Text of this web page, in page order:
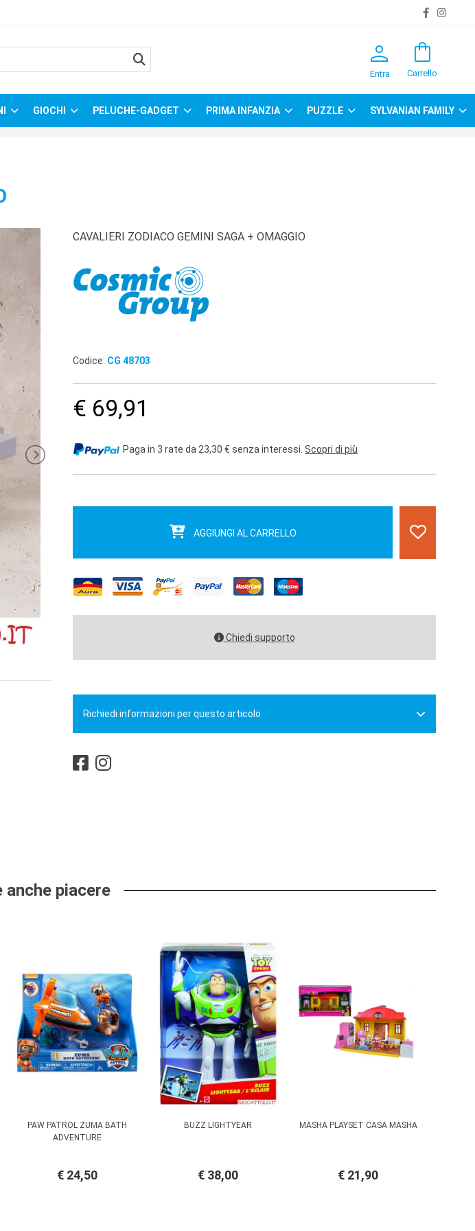
person
Entra
shopping_bag
Carrello
GIOCHI PELUCHE-GADGET PRIMA INFANZIA PUZZLE SYLVANIAN FAMILY
CAVALIERI ZODIACO GEMINI SAGA + OMAGGIO
Codice: CG 48703
€ 69,91
Paga in 3 rate da 23,30 € senza interessi.Scopri di più
AGGIUNGI AL CARRELLO
Chiedi supporto
Richiedi informazioni per questo articolo
anche piacere
PAW PATROL ZUMA BATH
ADVENTURE
€ 24,50
BUZZ LIGHTYEAR
€ 38,00
MASHA PLAYSET CASA MASHA
€ 21,90